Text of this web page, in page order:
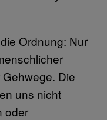
Ordnung: Nur
Die
uns nicht
oder